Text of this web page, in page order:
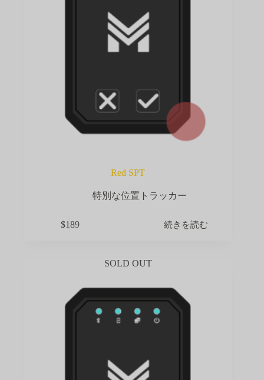
Red SPT
特別な位置トラッカー
$189 続きを読む
SOLD OUT